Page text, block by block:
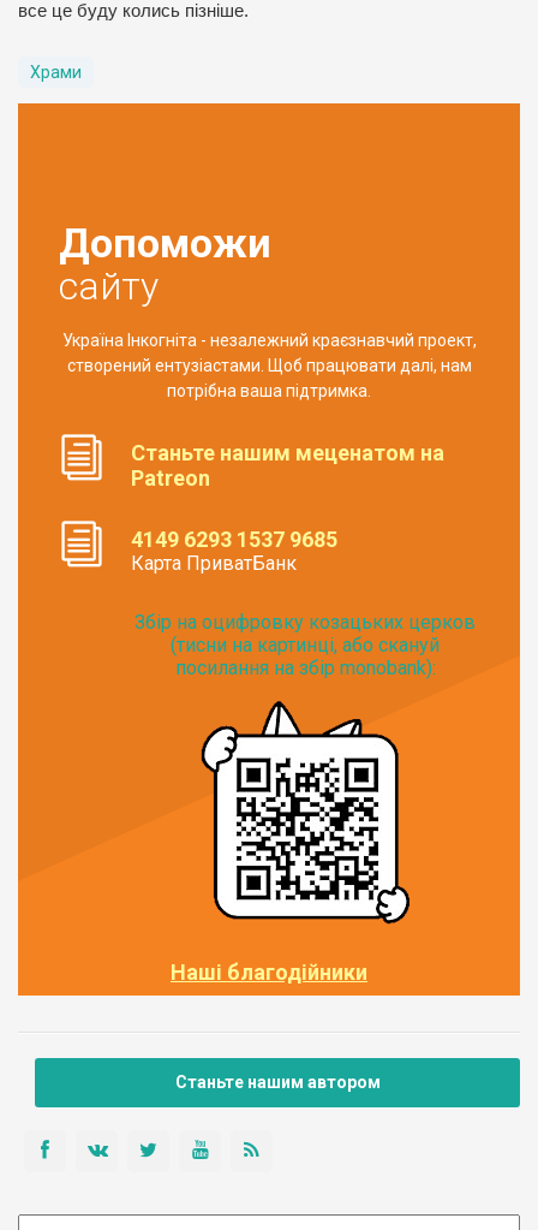
все це буду колись пізніше.
Храми
Допоможи
сайту
Україна Інкогніта - незалежний краєзнавчий проект,
створений ентузіастами. Щоб працювати далі, нам
потрібна ваша підтримка.
Станьте нашим меценатом на
Patreon
4149 6293 1537 9685
Карта ПриватБанк
Збір на оцифровку козацьких церков
(тисни на картинці, або скануй
посилання на збір monobank):
Наші благодійники
Станьте нашим автором